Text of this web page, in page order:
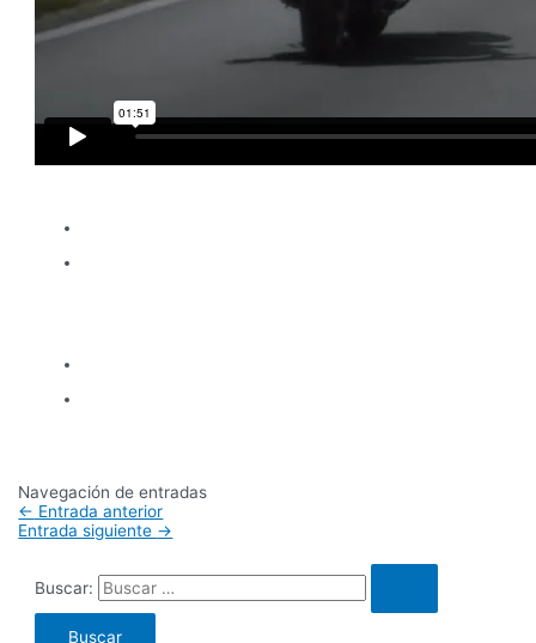
Navegación de entradas
← Entrada anterior
Entrada siguiente →
Buscar: